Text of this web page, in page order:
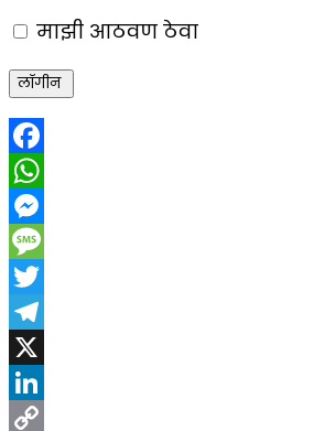
माझी आठवण ठेवा
Facebook
WhatsApp
Messenger
Message
Twitter
Telegram
X
LinkedIn